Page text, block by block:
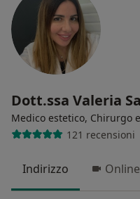
Dott.ssa Valeria
Medico estetico, Chirurgo
121 recensioni
Indirizzo Online